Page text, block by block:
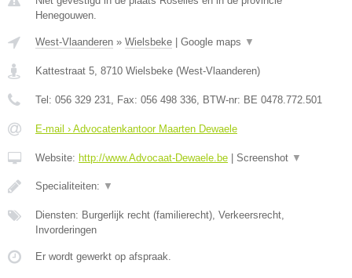
Henegouwen.
West-Vlaanderen » Wielsbeke Google maps ▼
Kattestraat 5 8710 Wielsbeke (West-Vlaanderen)
Tel: 056 329 231 , Fax: 056 498 336 , BTW-nr: BE 0478.772.501
E-mail › Advocatenkantoor Maarten Dewaele
Website: http://www.Advocaat-Dewaele.be Screenshot ▼
Specialiteiten: ▼
Diensten: Burgerlijk recht (familierecht), Verkeersrecht,
Invorderingen
Er wordt gewerkt op afspraak.